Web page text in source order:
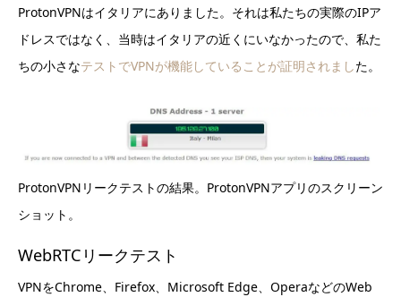
ProtonVPNはイタリアにありました。それは私たちの実際のIPア
ドレスではなく、当時はイタリアの近くにいなかったので、私た
ちの小さなテストでVPNが機能していることが証明されました。
ProtonVPNリークテストの結果。ProtonVPNアプリのスクリーン
ショット。
WebRTCリークテスト
VPNをChrome、Firefox、Microsoft Edge、OperaなどのWeb